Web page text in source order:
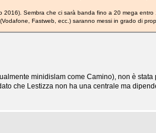
2016). Sembra che ci sarà banda fino a 20 mega
Fastweb, ecc.) saranno messi in grado di
minidislam come Camino), non è
che Lestizza non ha una centrale ma